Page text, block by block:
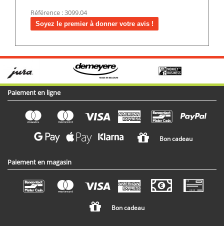
Référence : 3099.04
Soyez le premier à donner votre avis !
Paiement en ligne
Bon cadeau
Paiement en magasin
Bon cadeau